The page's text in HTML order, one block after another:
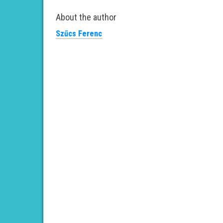
About the author
Szűcs Ferenc